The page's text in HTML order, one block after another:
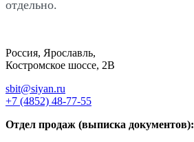
отдельно.
Россия, Ярославль,
Костромское шоссе, 2В
sbit@siyan.ru
+7 (4852) 48-77-55
Отдел продаж (выписка документов):